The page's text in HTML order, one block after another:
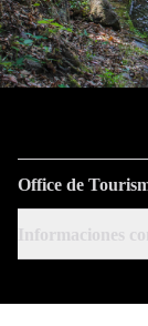
Office de
Informaciones